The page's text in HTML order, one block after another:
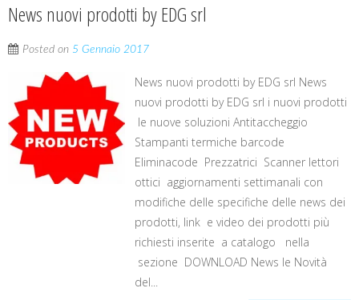
News nuovi prodotti by EDG srl
Posted on 5 Gennaio 2017
News nuovi prodotti by EDG srl News
nuovi prodotti by EDG srl i nuovi prodotti
le nuove soluzioni Antitaccheggio
Stampanti termiche barcode
Eliminacode Prezzatrici Scanner lettori
ottici aggiornamenti settimanali con
modifiche delle specifiche delle news dei
prodotti, link e video dei prodotti più
richiesti inserite a catalogo nella
sezione DOWNLOAD News le Novità
del...